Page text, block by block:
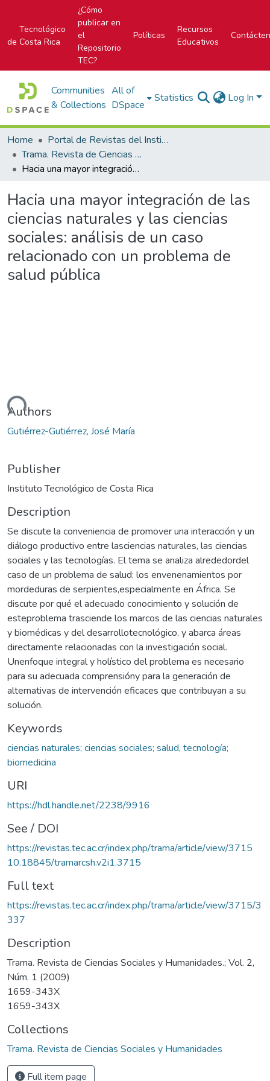
Tecnológico
de Costa Rica
¿Cómo
publicar en
el
Repositorio
TEC?
Políticas
Recursos
Educativos
Communities
& Collections
All of
DSpace
Statistics Log In
Home
Portal de Revistas del Instituto Tecnológico de Costa Rica
Trama. Revista de Ciencias Sociales y Humanidades
Hacia una mayor integración de las ciencias naturales y las ciencias sociales: análisis de un caso relacionado con un problema de salud pública
Hacia una mayor integración de las
ciencias naturales y las ciencias
sociales: análisis de un caso
relacionado con un problema de
salud pública
Authors
Gutiérrez-Gutiérrez, José María
Publisher
Instituto Tecnológico de Costa Rica
Description
Se discute la conveniencia de promover una interacción y un
diálogo productivo entre lasciencias naturales, las ciencias
sociales y las tecnologías. El tema se analiza alrededordel
caso de un problema de salud: los envenenamientos por
mordeduras de serpientes,especialmente en África. Se
discute por qué el adecuado conocimiento y solución de
esteproblema trasciende los marcos de las ciencias naturales
y biomédicas y del desarrollotecnológico, y abarca áreas
directamente relacionadas con la investigación social.
Unenfoque integral y holístico del problema es necesario
para su adecuada comprensióny para la generación de
alternativas de intervención eficaces que contribuyan a su
solución.
Keywords
ciencias naturales; ciencias sociales; salud, tecnología;
biomedicina
URI
https://hdl.handle.net/2238/9916
See / DOI
https://revistas.tec.ac.cr/index.php/trama/article/view/3715
10.18845/tramarcsh.v2i1.3715
Full text
https://revistas.tec.ac.cr/index.php/trama/article/view/3715/3
337
Description
Trama. Revista de Ciencias Sociales y Humanidades.; Vol. 2,
Núm. 1 (2009)
1659-343X
1659-343X
Collections
Trama. Revista de Ciencias Sociales y Humanidades
Full item page